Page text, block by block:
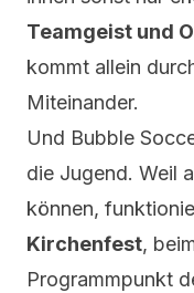
Teamgeist und
kommt allein
Miteinander.
Und Bubble
die Jugend. Weil
können,
Kirchenfest,
Programmpunkt